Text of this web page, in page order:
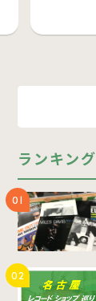
ランキング